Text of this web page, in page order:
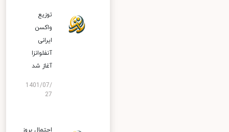
توزیع
واکسن
ایرانی
آنفلوانزا
آغاز شد
1401/07/
27
احتمال بروز